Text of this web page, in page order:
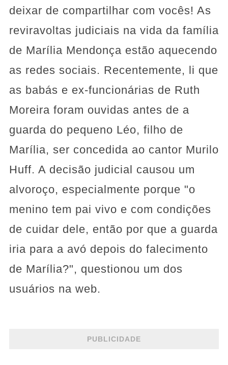
deixar de compartilhar com vocês! As
reviravoltas judiciais na vida da família
de Marília Mendonça estão aquecendo
as redes sociais. Recentemente, li que
as babás e ex-funcionárias de Ruth
Moreira foram ouvidas antes de a
guarda do pequeno Léo, filho de
Marília, ser concedida ao cantor Murilo
Huff. A decisão judicial causou um
alvoroço, especialmente porque "o
menino tem pai vivo e com condições
de cuidar dele, então por que a guarda
iria para a avó depois do falecimento
de Marília?", questionou um dos
usuários na web.
PUBLICIDADE